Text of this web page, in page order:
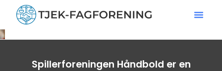
Spillerforeningen Håndbold er en